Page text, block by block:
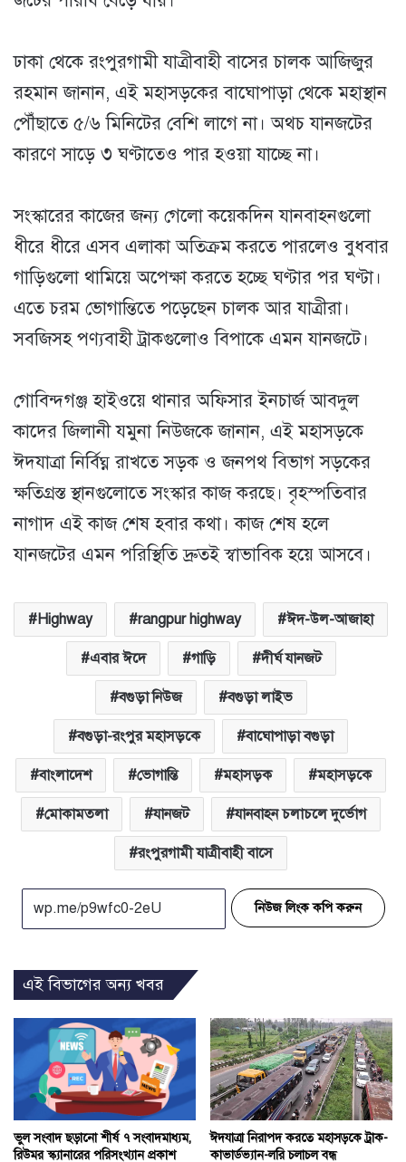
ঢাকা থেকে রংপুরগামী যাত্রীবাহী বাসের চালক আজিজুর
রহমান জানান, এই মহাসড়কের বাঘোপাড়া থেকে মহাস্থান
পৌঁছাতে ৫/৬ মিনিটের বেশি লাগে না। অথচ যানজটের
কারণে সাড়ে ৩ ঘণ্টাতেও পার হওয়া যাচ্ছে না।
সংস্কারের কাজের জন্য গেলো কয়েকদিন যানবাহনগুলো
ধীরে ধীরে এসব এলাকা অতিক্রম করতে পারলেও বুধবার
গাড়িগুলো থামিয়ে অপেক্ষা করতে হচ্ছে ঘণ্টার পর ঘণ্টা।
এতে চরম ভোগান্তিতে পড়েছেন চালক আর যাত্রীরা।
সবজিসহ পণ্যবাহী ট্রাকগুলোও বিপাকে এমন যানজটে।
গোবিন্দগঞ্জ হাইওয়ে থানার অফিসার ইনচার্জ আবদুল
কাদের জিলানী যমুনা নিউজকে জানান, এই মহাসড়কে
ঈদযাত্রা নির্বিঘ্ন রাখতে সড়ক ও জনপথ বিভাগ সড়কের
ক্ষতিগ্রস্ত স্থানগুলোতে সংস্কার কাজ করছে। বৃহস্পতিবার
নাগাদ এই কাজ শেষ হবার কথা। কাজ শেষ হলে
যানজটের এমন পরিস্থিতি দ্রুতই স্বাভাবিক হয়ে আসবে।
Highway rangpur highway ঈদ-উল-আজাহা
এবার ঈদে গাড়ি দীর্ঘ যানজট
বগুড়া নিউজ বগুড়া লাইভ
বগুড়া-রংপুর মহাসড়কে বাঘোপাড়া বগুড়া
বাংলাদেশ ভোগান্তি মহাসড়ক মহাসড়কে
মোকামতলা যানজট যানবাহন চলাচলে দুর্ভোগ
রংপুরগামী যাত্রীবাহী বাসে
নিউজ লিংক কপি করুন
এই বিভাগের অন্য খবর
ভুল সংবাদ ছড়ানো শীর্ষ ৭ সংবাদমাধ্যম,
রিউমর স্ক্যানারের পরিসংখ্যান প্রকাশ
ঈদযাত্রা নিরাপদ করতে মহাসড়কে ট্রাক-
কাভার্ডভ্যান-লরি চলাচল বন্ধ